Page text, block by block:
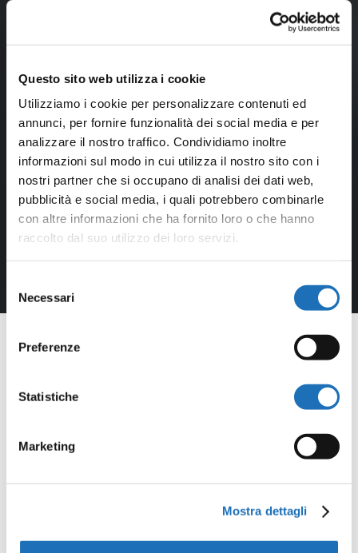
Questo sito web utilizza i cookie
Utilizziamo i cookie per personalizzare contenuti ed
annunci, per fornire funzionalità dei social media e per
analizzare il nostro traffico. Condividiamo inoltre
informazioni sul modo in cui utilizza il nostro sito con i
nostri partner che si occupano di analisi dei dati web,
pubblicità e social media, i quali potrebbero combinarle
con altre informazioni che ha fornito loro o che hanno
raccolto dal suo utilizzo dei loro servizi.
delNecessari
Preferenze
Statistiche
Marketing
Mostra dettagli
Virtuale
Continua a scoprire tutte le